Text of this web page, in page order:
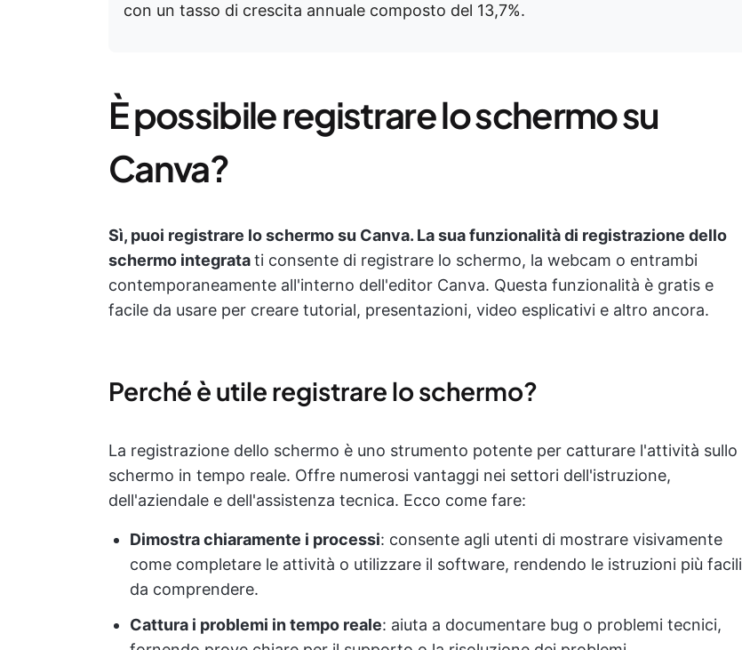
con un tasso di crescita annuale composto del 13,7%.
È possibile registrare lo schermo su
Canva?
Sì, puoi registrare lo schermo su Canva. La sua funzionalità di registrazione dello
schermo integratati consente di registrare lo schermo, la webcam o entrambi
contemporaneamente all'interno dell'editor Canva. Questa funzionalità è gratis e
facile da usare per creare tutorial, presentazioni, video esplicativi e altro ancora.
Perché è utile registrare lo schermo?
La registrazione dello schermo è uno strumento potente per catturare l'attività sullo
schermo in tempo reale. Offre numerosi vantaggi nei settori dell'istruzione,
dell'aziendale e dell'assistenza tecnica. Ecco come fare:
Dimostra chiaramente i processi: consente agli utenti di mostrare visivamente
come completare le attività o utilizzare il software, rendendo le istruzioni più facili
da comprendere.
Cattura i problemi in tempo reale: aiuta a documentare bug o problemi tecnici,